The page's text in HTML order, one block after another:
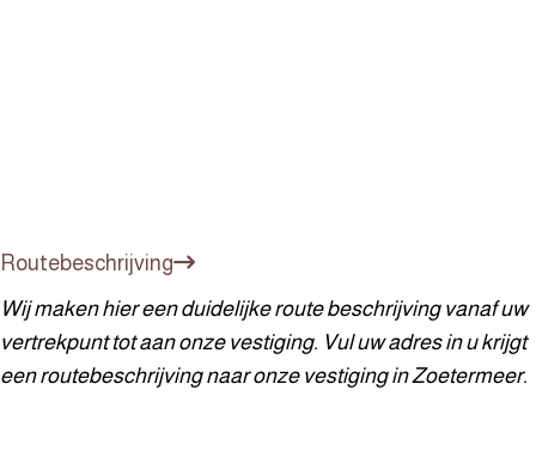
Routebeschrijving
Wij maken hier een duidelijke route beschrijving vanaf uw
vertrekpunt tot aan onze vestiging. Vul uw adres in u krijgt
een routebeschrijving naar onze vestiging in Zoetermeer.